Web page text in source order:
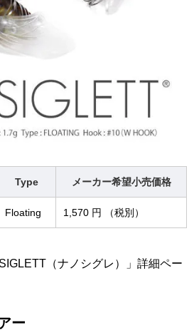
Type メーカー希望小売価格
Floating 1,570 円 （税別）
（ナノシグレ）」詳細ペー
ー